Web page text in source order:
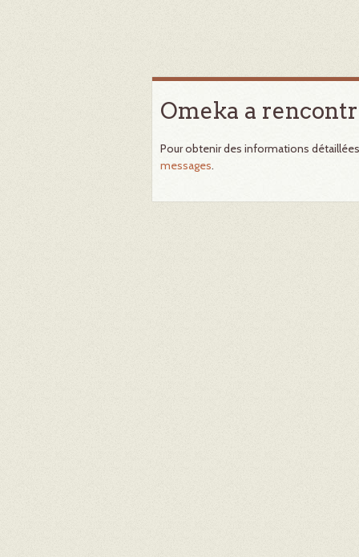
Omeka a
Pour obtenir des informations
messages.